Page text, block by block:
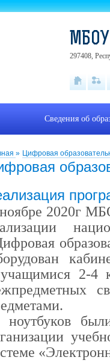
» Цифровая
2020г
2-4
ноутбуков
297408,
Сведения об